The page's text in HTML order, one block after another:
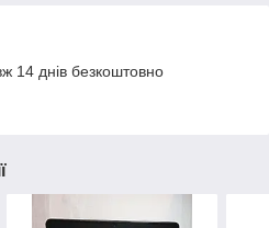
14 днів безкоштовно